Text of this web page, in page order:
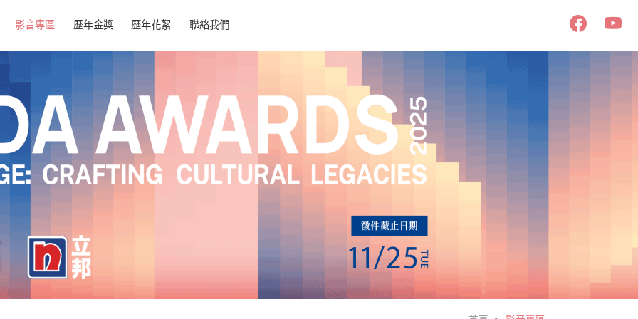
影音專區 歷年金獎 歷年花絮 聯絡我們